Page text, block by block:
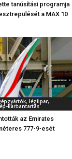
tanúsítási programja
a MAX 10
légiipar,
karbantartás
az Emirates
777-9-esét